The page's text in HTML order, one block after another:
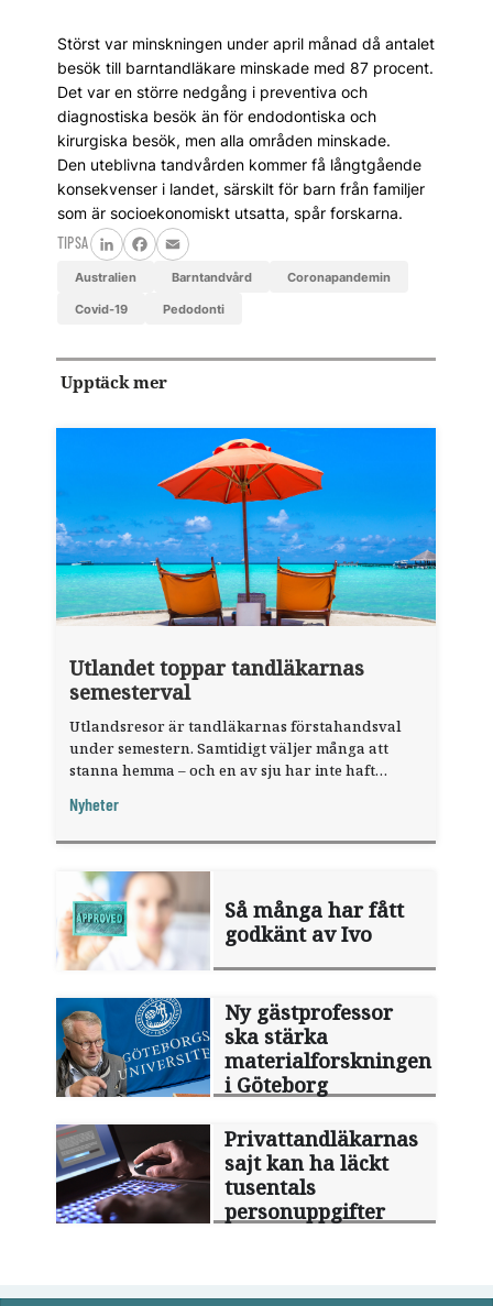
Störst var minskningen under april månad då antalet
besök till barntandläkare minskade med 87 procent.
Det var en större nedgång i preventiva och
diagnostiska besök än för endodontiska och
kirurgiska besök, men alla områden minskade.
Den uteblivna tandvården kommer få långtgående
konsekvenser i landet, särskilt för barn från familjer
som är socioekonomiskt utsatta, spår forskarna.
TIPSA
LinkedInFacebook
Email
Australien barntandvård coronapandemin
covid-19 pedodonti
Upptäck mer
Utlandet toppar tandläkarnas
semesterval
Utlandsresor är tandläkarnas förstahandsval
under semestern. Samtidigt väljer många att
stanna hemma – och en av sju har inte haft
fråga".
Nyheter
Så många har fått
godkänt av Ivo
Ny gästprofessor
ska stärka
materialforskningen
i Göteborg
Privattandläkarnas
sajt kan ha läckt
tusentals
personuppgifter